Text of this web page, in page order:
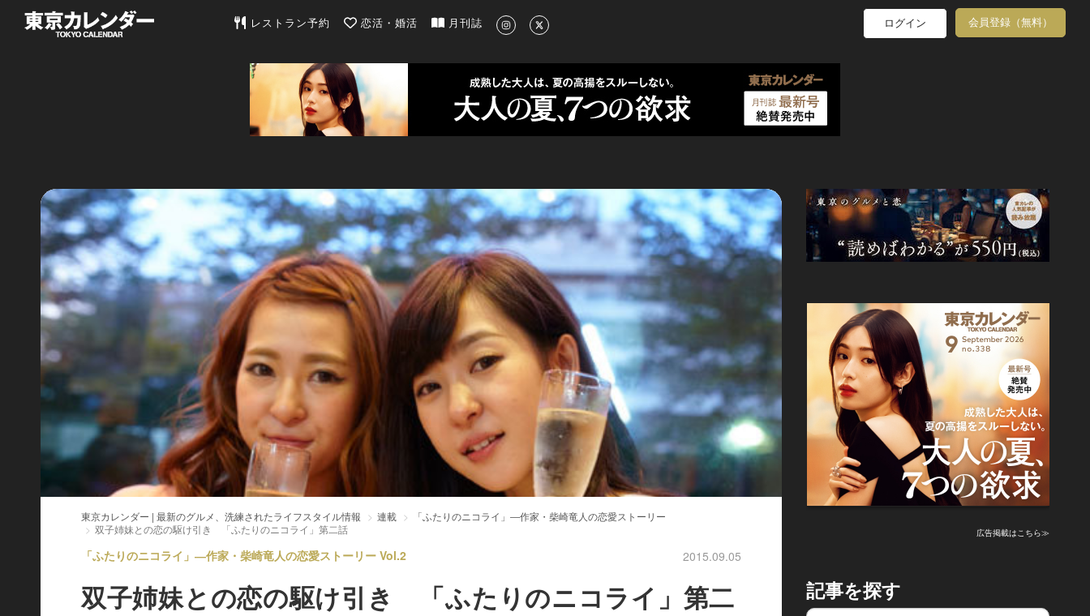
東京カレンダー | 最新のグルメ、洗練されたライフスタイル情報
レストラン予約 恋活・婚活 月刊誌 ログイン 会員登録（無料）
東京カレンダー | 最新のグルメ、洗練されたライフスタイル情報 連載
「ふたりのニコライ」―作家・柴崎竜人の恋愛ストーリー
双子姉妹との恋の駆け引き 「ふたりのニコライ」第二話
「ふたりのニコライ」―作家・柴崎竜人の恋愛ストーリー Vol.2 2015.09.05
双子姉妹との恋の駆け引き 「ふたりのニコライ」第二
広告掲載はこちら≫
記事を探す